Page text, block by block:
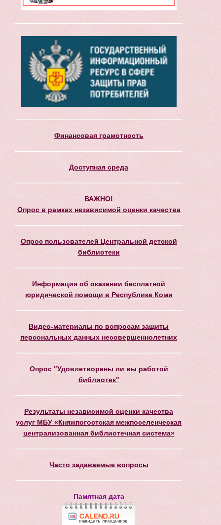
Финансовая грамотность
Доступная среда
ВАЖНО!
Опрос в рамках независимой оценки качества
Опрос пользователей Центральной детской
библиотеки
Информация об оказании бесплатной
юридической помощи в Республике Коми
Видео-материалы по вопросам защиты
персональных данных несовершеннолетних
Опрос "Удовлетворены ли вы работой
библиотек"
Результаты независимой оценки качества
услуг МБУ «Княжпогостская межпоселенческая
централизованная библиотечная система»
Часто задаваемые вопросы
Памятная дата